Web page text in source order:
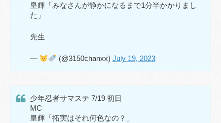
皇輝「みなさんが静かになるまで1分半かかりまし
た」
先生
— (@3150chanxx) July 19, 2023
少年忍者サマステ 7/19 初日
MC
皇輝「拓実はそれ何色なの？」